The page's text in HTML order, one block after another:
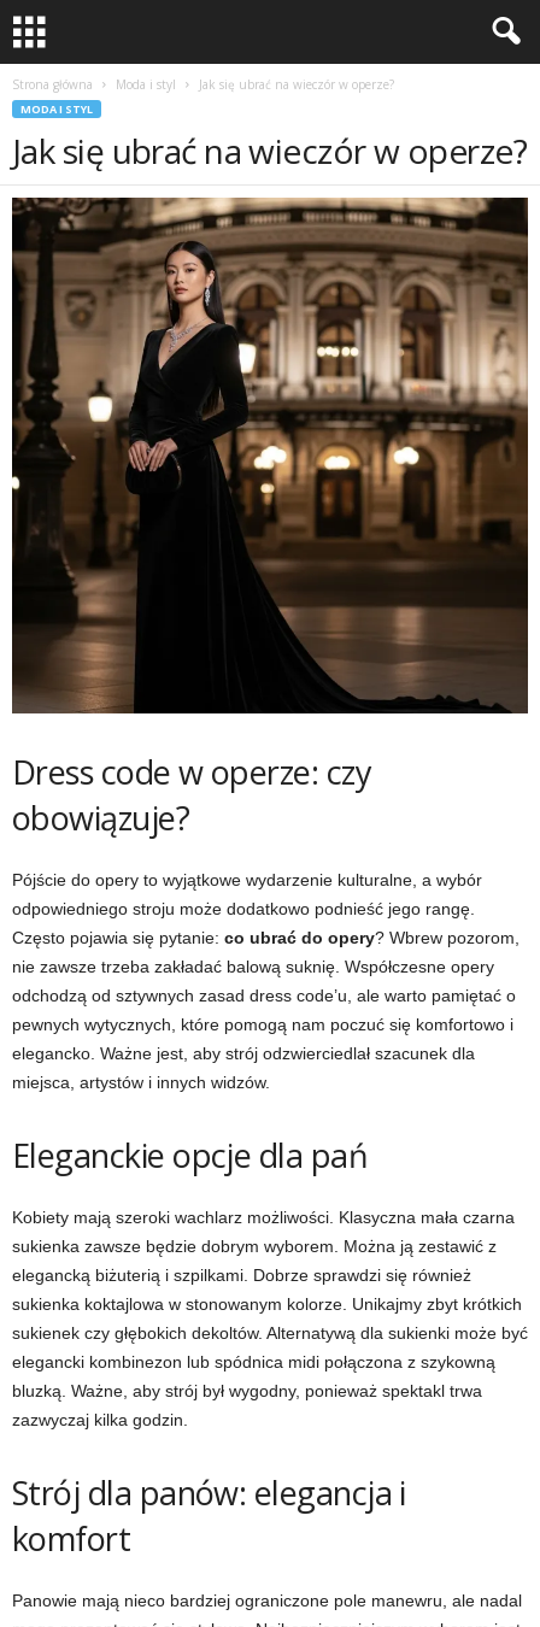
Strona główna Moda i styl Jak się ubrać na wieczór w operze?
MODA I STYL
Jak się ubrać na wieczór w operze?
Dress code w operze: czy
obowiązuje?
Pójście do opery to wyjątkowe wydarzenie kulturalne, a wybór
odpowiedniego stroju może dodatkowo podnieść jego rangę.
Często pojawia się pytanie: co ubrać do opery? Wbrew pozorom,
nie zawsze trzeba zakładać balową suknię. Współczesne opery
odchodzą od sztywnych zasad dress code’u, ale warto pamiętać o
pewnych wytycznych, które pomogą nam poczuć się komfortowo i
elegancko. Ważne jest, aby strój odzwierciedlał szacunek dla
miejsca, artystów i innych widzów.
Eleganckie opcje dla pań
Kobiety mają szeroki wachlarz możliwości. Klasyczna mała czarna
sukienka zawsze będzie dobrym wyborem. Można ją zestawić z
elegancką biżuterią i szpilkami. Dobrze sprawdzi się również
sukienka koktajlowa w stonowanym kolorze. Unikajmy zbyt krótkich
sukienek czy głębokich dekoltów. Alternatywą dla sukienki może być
elegancki kombinezon lub spódnica midi połączona z szykowną
bluzką. Ważne, aby strój był wygodny, ponieważ spektakl trwa
zazwyczaj kilka godzin.
Strój dla panów: elegancja i
komfort
Panowie mają nieco bardziej ograniczone pole manewru, ale nadal